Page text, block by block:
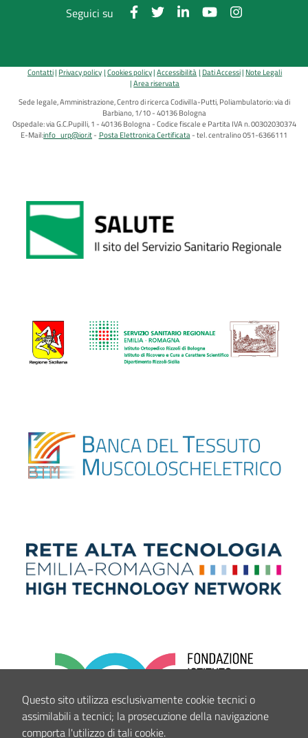
Seguici su
Contatti Privacy policy Cookies policy Accessibilità Dati Accessi Note Legali
Area riservata
Sede legale, Amministrazione, Centro di ricerca Codivilla-Putti, Poliambulatorio: via di
Barbiano, 1/10 - 40136 Bologna
Ospedale: via G.C.Pupilli, 1 - 40136 Bologna - Codice fiscale e Partita IVA n. 00302030374
E-Mail:info_urp@ior.it Posta Elettronica Certificata tel. centralino 051-6366111
Questo sito utilizza esclusivamente cookie tecnici o
assimilabili a tecnici; la prosecuzione della navigazione
comporta l'utilizzo di tali cookie.